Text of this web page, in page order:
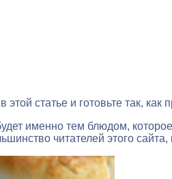
статье и готовьте так, как
именно тем блюдом,
читателей этого